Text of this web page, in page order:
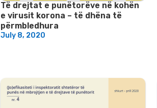
Të drejtat e punëtorëve në kohën
e virusit korona – të dhëna të
përmbledhura
July 8, 2020